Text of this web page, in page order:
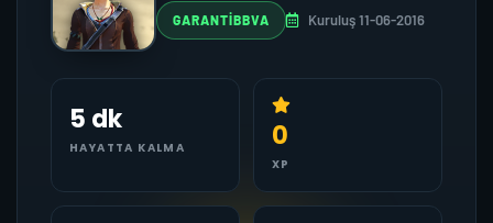
GARANTIBBVA Kuruluş 11-06-2016
5 dk
HAYATTA KALMA 0
XP